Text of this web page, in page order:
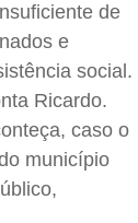
de
e
social.
Ricardo.
caso o
município